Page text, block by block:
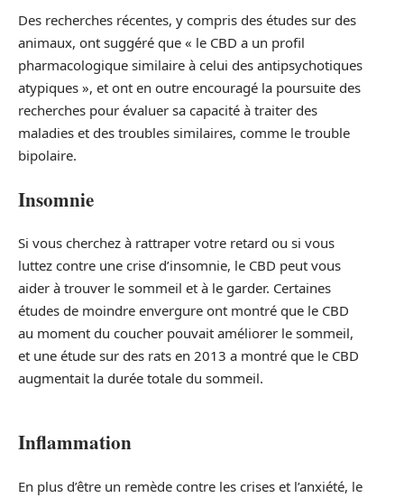
Des recherches récentes, y compris des études sur des
animaux, ont suggéré que « le CBD a un profil
pharmacologique similaire à celui des antipsychotiques
atypiques », et ont en outre encouragé la poursuite des
recherches pour évaluer sa capacité à traiter des
maladies et des troubles similaires, comme le trouble
bipolaire.
Insomnie
Si vous cherchez à rattraper votre retard ou si vous
luttez contre une crise d’insomnie, le CBD peut vous
aider à trouver le sommeil et à le garder. Certaines
études de moindre envergure ont montré que le CBD
au moment du coucher pouvait améliorer le sommeil,
et une étude sur des rats en 2013 a montré que le CBD
augmentait la durée totale du sommeil.
Inflammation
En plus d’être un remède contre les crises et l’anxiété, le